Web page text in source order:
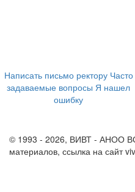
Написать письмо ректору Часто
задаваемые вопросы Я нашел
ошибку
© 1993 - 2026, ВИВТ - АНОО
материалов, ссылка на сайт